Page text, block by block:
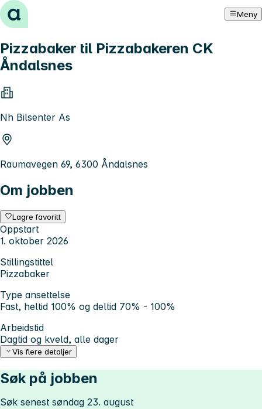
Hopp til innhold Meny
Pizzabaker til Pizzabakeren CK
Åndalsnes
Nh Bilsenter As
Raumavegen 69, 6300 Åndalsnes
Om jobben
Lagre favoritt
Oppstart
1. oktober 2026
Stillingstittel
Pizzabaker
Type ansettelse
Fast, heltid 100% og deltid 70% - 100%
Arbeidstid
Dagtid og kveld, alle dager
Vis flere detaljer
Søk på jobben
Søk senest søndag 23. august